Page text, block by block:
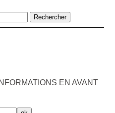
EN AVANT